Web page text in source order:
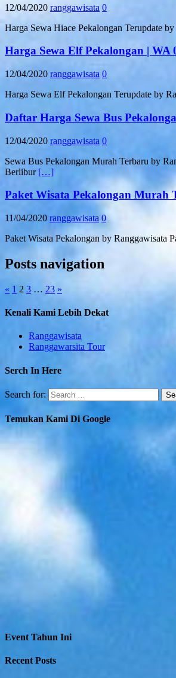
12/04/2020 ranggawisata 0
Harga Sewa Hiace Pekalongan Terupdate
Harga Sewa Elf Pekalongan | WA
12/04/2020 ranggawisata 0
Harga Sewa Elf Pekalongan Terupdate by
Daftar Harga Sewa Bus
12/04/2020 ranggawisata 0
Sewa Bus Pekalongan Murah Terbaru by
Berlibur […]
Paket Wisata Pekalongan Murah
11/04/2020 ranggawisata 0
Paket Wisata Pekalongan by Ranggawisata
Posts navigation
« 1 2 3 … 23 »
Kenali Kami Lebih Dekat
Ranggawisata
Ranggawarsita Tour
Serch In Here
Search for:
Temukan Kami Di Google
Event Tahun Ini
Recent Posts